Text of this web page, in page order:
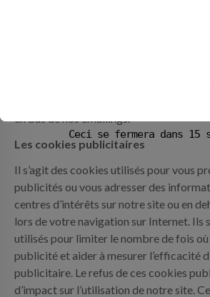
Les cookies publicitaires
Il s’agit des cookies utilisés pour vous
publicités ou vous adresser des
centres d’intérêts sur notre site ou en
lors de votre navigation sur Internet. Ils
utilisés pour limiter le nombre de fois où
publicité et aider à mesurer l’efficacité
publicitaire. Le refus de ces cookies
d’impact sur l’utilisation de notre site.
Ceci se fermera dans 14